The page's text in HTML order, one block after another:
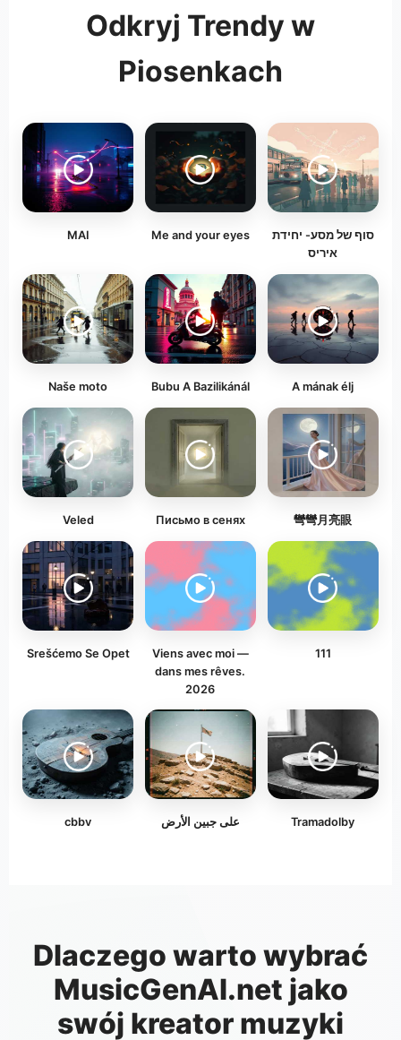
Odkryj Trendy w
Piosenkach
MAI Me and your eyes
סוף של מסע- יחידת
איריס
Naše moto Bubu A Bazilikánál A mának élj
Veled Письмо в сенях 彎彎月亮眼
Srešćemo Se Opet
Viens avec moi —
dans mes rêves.
2026
111
cbbv على جبين الأرض Tramadolby
Dlaczego warto wybrać
MusicGenAI.net jako
swój kreator muzyki